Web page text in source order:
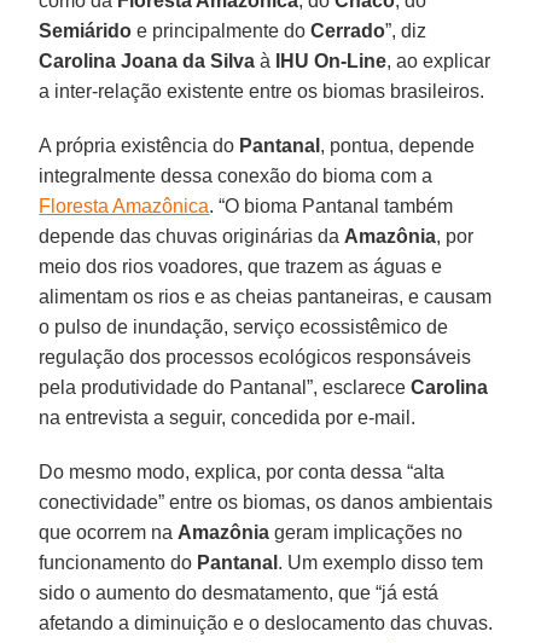
Semiárido e principalmente doCerrado”, diz
Carolina Joana da Silva à IHU On-Line, ao explicar
a inter-relação existente entre os biomas brasileiros.
A própria existência do Pantanal , pontua, depende
integralmente dessa conexão do bioma com a
Floresta Amazônica. “O bioma Pantanal também
depende das chuvas originárias da Amazônia, por
meio dos rios voadores, que trazem as águas e
alimentam os rios e as cheias pantaneiras, e causam
o pulso de inundação, serviço ecossistêmico de
regulação dos processos ecológicos responsáveis
pela produtividade do Pantanal”, esclareceCarolina
na entrevista a seguir, concedida por e-mail.
Do mesmo modo, explica, por conta dessa “alta
conectividade” entre os biomas, os danos ambientais
que ocorrem na Amazônia geram implicações no
funcionamento do Pantanal . Um exemplo disso tem
sido o aumento do desmatamento, que “já está
afetando a diminuição e o deslocamento das chuvas.